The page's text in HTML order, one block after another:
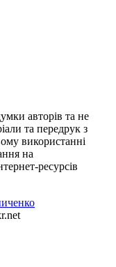
авторів та не
та передрук з
використанні
на
ресурсів